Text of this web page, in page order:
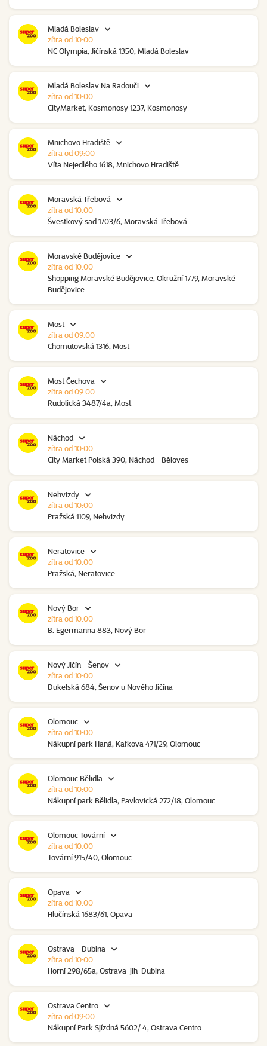
Mladá Boleslav
NC Olympia, Jičínská 1350, Mladá Boleslav
zítra od 10:00
Mladá Boleslav Na Radouči
CityMarket, Kosmonosy 1237, Kosmonosy
zítra od 10:00
Mnichovo Hradiště
Víta Nejedlého 1618, Mnichovo Hradiště
zítra od 09:00
Moravská Třebová
Švestkový sad 1703/6, Moravská Třebová
zítra od 10:00
Moravské Budějovice
Shopping Moravské Budějovice, Okružní 1779, Moravské
Budějovice
zítra od 10:00
Most
Chomutovská 1316, Most
zítra od 09:00
Most Čechova
Rudolická 3487/4a, Most
zítra od 09:00
Náchod
City Market Polská 390, Náchod - Běloves
zítra od 10:00
Nehvizdy
Pražská 1109, Nehvizdy
zítra od 10:00
Neratovice
Pražská, Neratovice
zítra od 10:00
Nový Bor
B. Egermanna 883, Nový Bor
zítra od 10:00
Nový Jičín - Šenov
Dukelská 684, Šenov u Nového Jičína
zítra od 10:00
Olomouc
Nákupní park Haná, Kafkova 471/29, Olomouc
zítra od 10:00
Olomouc Bělidla
Nákupní park Bělidla, Pavlovická 272/18, Olomouc
zítra od 10:00
Olomouc Tovární
Tovární 915/40, Olomouc
zítra od 10:00
Opava
Hlučínská 1683/61, Opava
zítra od 10:00
Ostrava - Dubina
Horní 298/65a, Ostrava-jih-Dubina
zítra od 10:00
Ostrava Centro
Nákupní Park Sjízdná 5602/ 4, Ostrava Centro
zítra od 09:00